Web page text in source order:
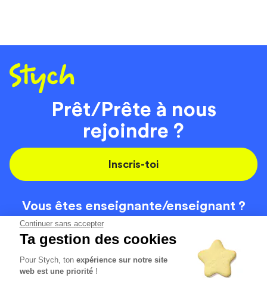
Continuer sans accepter
Ta gestion des cookies
Pour Stych, tonexpérience sur notre site
web est une priorité !
Prêt/Prête à nous
rejoindre ?
Inscris-toi
Vous êtes enseignante/enseignant ?
On recrute
Code de la route
Contact